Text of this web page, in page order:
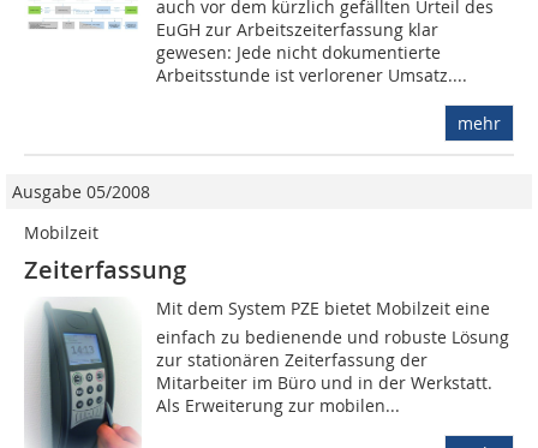
auch vor dem kürzlich gefällten Urteil des
EuGH zur Arbeitszeiterfassung klar
gewesen: Jede nicht dokumentierte
Arbeitsstunde ist verlorener Umsatz....
mehr
Ausgabe 05/2008
Mobilzeit
Zeiterfassung
Mit dem System PZE bietet Mobilzeit eine
einfach zu bedienende und robuste Lösung
zur stationären Zeiterfassung der
Mitarbeiter im Büro und in der Werkstatt.
Als Erweiterung zur mobilen...